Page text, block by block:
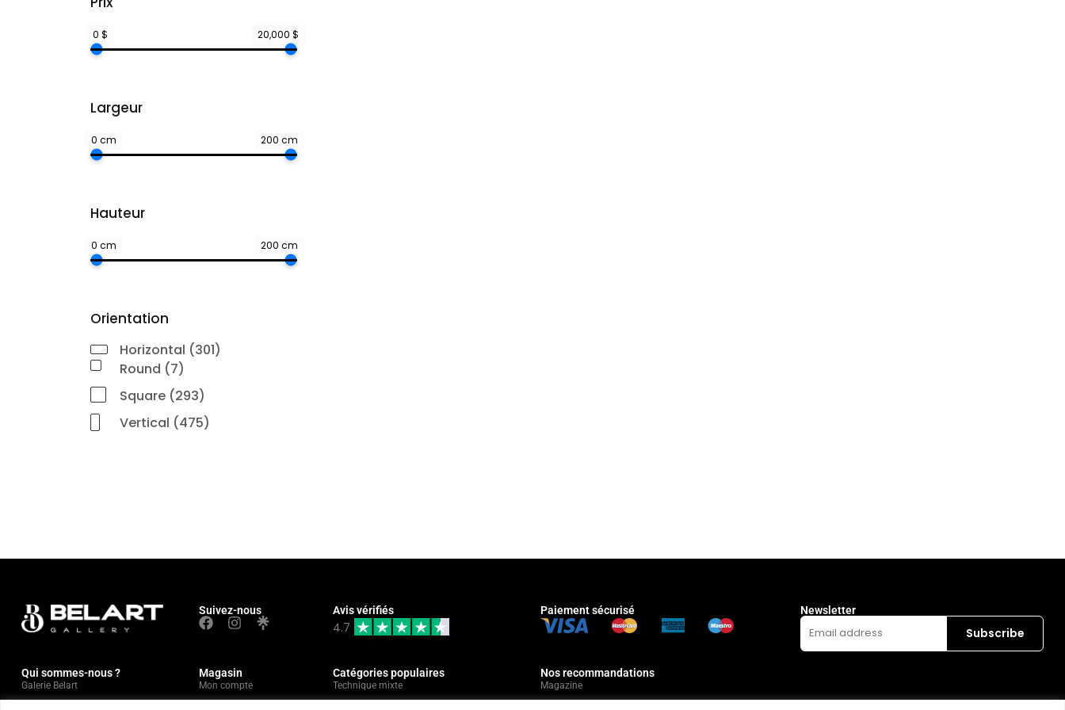
0 $ 20,000 $
Largeur
0 cm 200 cm
Hauteur
0 cm 200 cm
Orientation
Horizontal (301)
Round (7)
Square (293)
Vertical (475)
Suivez-nous Avis vérifiés
4.7
Paiement sécurisé Newsletter
Qui sommes-nous ?
Galerie Belart
Magasin
Mon compte
Catégories populaires
Technique mixte
Nos recommandations
Magazine